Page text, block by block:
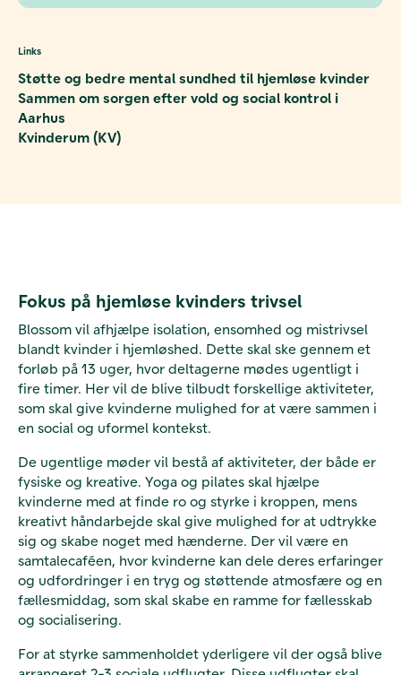
Links
Støtte og bedre mental sundhed til hjemløse kvinder
Sammen om sorgen efter vold og social kontrol i
Aarhus
Kvinderum (KV)
Fokus på hjemløse kvinders trivsel
Blossom vil afhjælpe isolation, ensomhed og mistrivsel
blandt kvinder i hjemløshed. Dette skal ske gennem et
forløb på 13 uger, hvor deltagerne mødes ugentligt i
fire timer. Her vil de blive tilbudt forskellige aktiviteter,
som skal give kvinderne mulighed for at være sammen i
en social og uformel kontekst.
De ugentlige møder vil bestå af aktiviteter, der både er
fysiske og kreative. Yoga og pilates skal hjælpe
kvinderne med at finde ro og styrke i kroppen, mens
kreativt håndarbejde skal give mulighed for at udtrykke
sig og skabe noget med hænderne. Der vil være en
samtalecaféen, hvor kvinderne kan dele deres erfaringer
og udfordringer i en tryg og støttende atmosfære og en
fællesmiddag, som skal skabe en ramme for fællesskab
og socialisering.
For at styrke sammenholdet yderligere vil der også blive